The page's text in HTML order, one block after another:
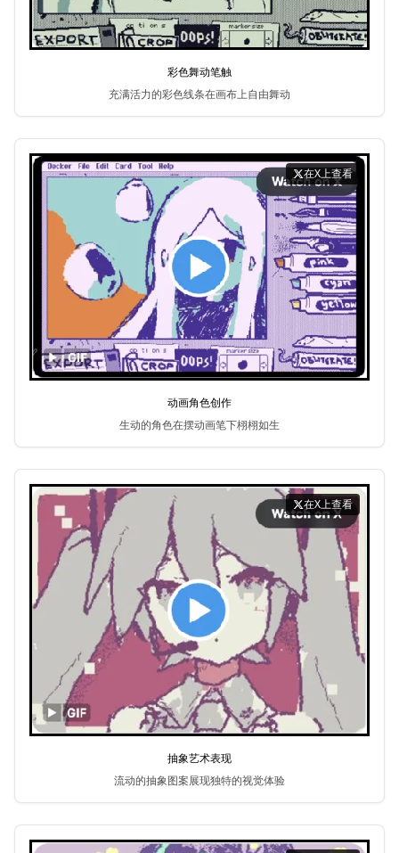
彩色舞动笔触
充满活力的彩色线条在画布上自由舞动
在X上查看
动画角色创作
生动的角色在摆动画笔下栩栩如生
在X上查看
抽象艺术表现
流动的抽象图案展现独特的视觉体验